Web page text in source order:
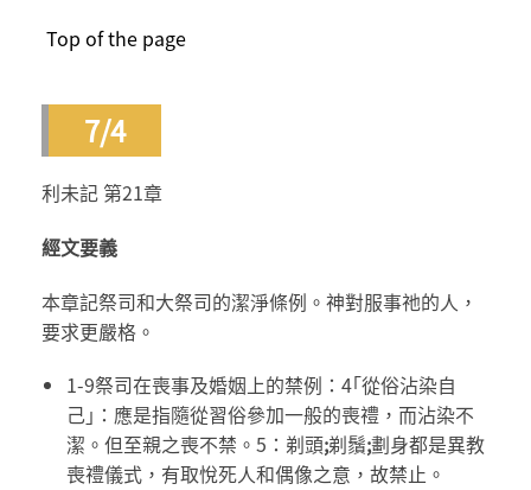
Top of the page
7/4
利未記 第21章
經文要義
本章記祭司和大祭司的潔淨條例。神對服事祂的人，
要求更嚴格。
1-9祭司在喪事及婚姻上的禁例：4｢從俗沾染自
己｣：應是指隨從習俗參加一般的喪禮，而沾染不
潔。但至親之喪不禁。5：剃頭;剃鬚;劃身都是異教
喪禮儀式，有取悅死人和偶像之意，故禁止。